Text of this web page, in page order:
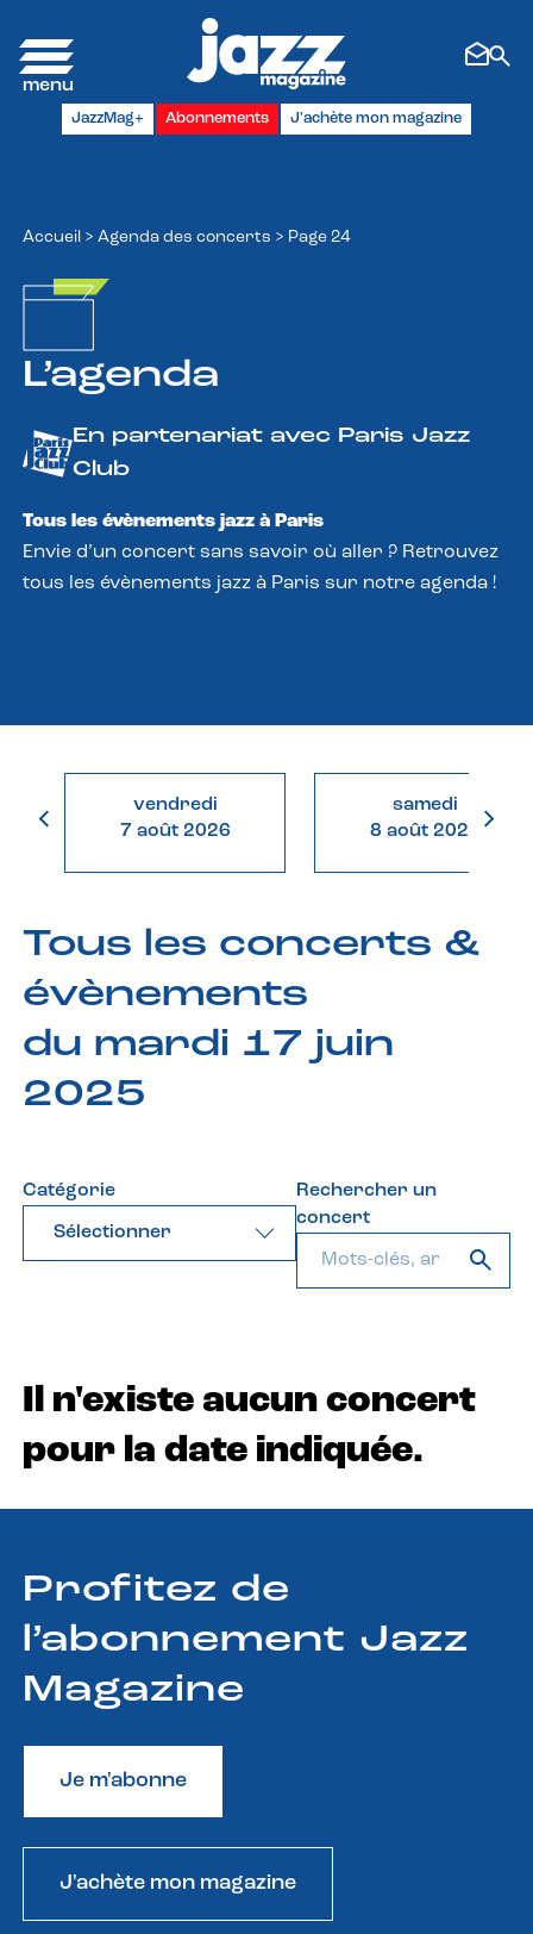
JazzMag+ Abonnements J'achète mon magazine
Accueil > Agenda des concerts > Page 24
L’agenda
En partenariat avec Paris Jazz
Club
Tous les évènements jazz à Paris
Envie d’un concert sans savoir où aller ? Retrouvez
tous les évènements jazz à Paris sur notre agenda !
vendredi
7 août 2026
samedi
8 août 2026
Tous les concerts &
évènements
du mardi 17 juin
2025
Catégorie
Sélectionner
Rechercher un
concert
Il n'existe aucun concert
pour la date indiquée.
Profitez de
l’abonnement Jazz
Magazine
Je m'abonne
J'achète mon magazine